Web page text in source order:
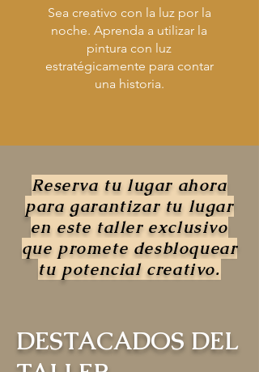
Sea creativo con la luz por la
noche. Aprenda a utilizar la
pintura con luz
estratégicamente para contar
una historia.
Reserva tu lugar ahora
para garantizar tu lugar
en este taller exclusivo
que promete desbloquear
tu potencial creativo.
DESTACADOS DEL